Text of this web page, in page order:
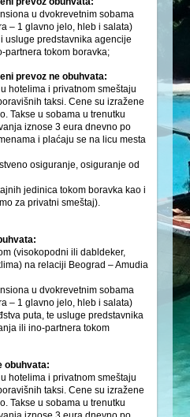
u dvokrevetnim sobama
– 1 glavno jelo, hleb i salata)
usluge predstavnika agencije
partnera tokom boravka;
prevoz ne obuhvata:
hotelima i privatnom smeštaju
taksi. Cene su izražene
Takse u sobama u trenutku
iznose 3 eura dnevno po
i plaćaju se na licu mesta
osiguranje, osiguranje od
jedinica tokom boravka kao i
za privatni smeštaj).
(visokopodni ili dabldeker,
na relaciji Beograd – Amudia
u dvokrevetnim sobama
– 1 glavno jelo, hleb i salata)
puta, te usluge predstavnika
ili ino-partnera tokom
obuhvata:
hotelima i privatnom smeštaju
taksi. Cene su izražene
Takse u sobama u trenutku